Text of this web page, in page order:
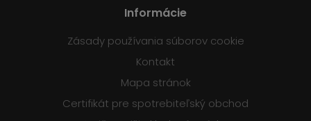
Informácie
Zásady používania súborov cookie
Kontakt
Mapa stránok
Certifikát pre spotrebiteľský obchod